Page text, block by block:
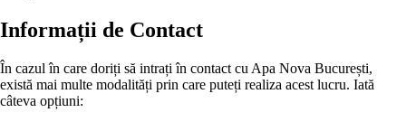
Informații de Contact
În cazul în care doriți să intrați în contact cu Apa Nova București,
există mai multe modalități prin care puteți realiza acest lucru. Iată
câteva opțiuni: